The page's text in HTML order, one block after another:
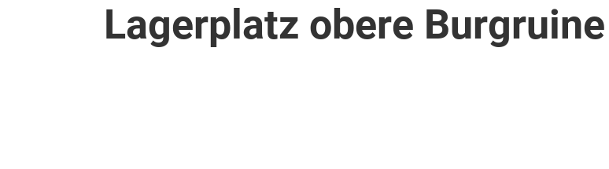
Lagerplatz obere Burgruine